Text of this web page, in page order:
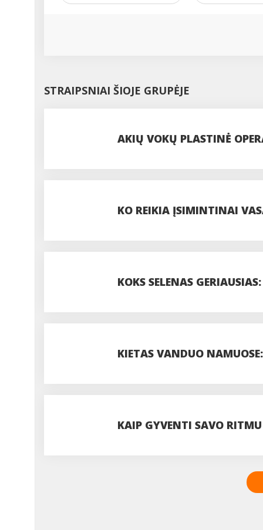
STRAIPSNIAI ŠIOJE GRUPĖJE
AKIŲ VOKŲ PLASTINĖ
KO REIKIA ĮSIMINTINAI
KOKS SELENAS
KIETAS VANDUO
KAIP GYVENTI SAVO